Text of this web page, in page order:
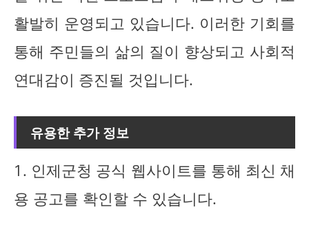
활발히 운영되고 있습니다. 이러한 기회를
통해 주민들의 삶의 질이 향상되고 사회적
연대감이 증진될 것입니다.
유용한 추가 정보
1. 인제군청 공식 웹사이트를 통해 최신 채
용 공고를 확인할 수 있습니다.